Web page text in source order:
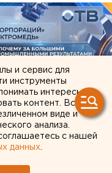
в
и сервис для
инструменты
интересы
контент. Вся
виде и
анализа.
с нашей
данных